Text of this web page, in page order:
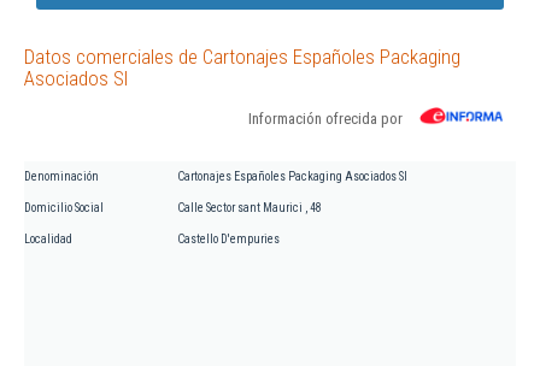
Datos comerciales de Cartonajes Españoles Packaging
Asociados Sl
Información ofrecida por
Denominación Cartonajes Españoles Packaging Asociados Sl
Domicilio Social Calle Sector sant Maurici , 48
Localidad Castello D'empuries